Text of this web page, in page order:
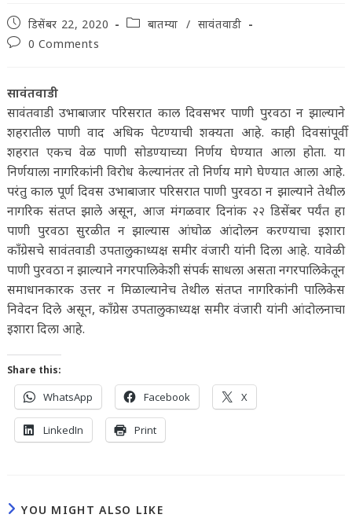
Post
published:
डिसेंबर 22, 2020
Postबातम्या / सावंतवाडी
Post0 Comments
सावंतवाडी
सावंतवाडी उभाबाजार परिसरात काल दिवसभर पाणी पुरवठा न झाल्याने
शहरातील पाणी वाद अधिक पेटण्याची शक्यता आहे. काही दिवसांपूर्वी
शहरात एकच वेळ पाणी सोडण्याच्या निर्णय घेण्यात आला होता. या
निर्णयाला नागरिकांनी विरोध केल्यानंतर तो निर्णय मागे घेण्यात आला आहे.
परंतु काल पूर्ण दिवस उभाबाजार परिसरात पाणी पुरवठा न झाल्याने तेथील
नागरिक संतप्त झाले असून, आज मंगळवार दिनांक २२ डिसेंबर पर्यंत हा
पाणी पुरवठा सुरळीत न झाल्यास आंघोळ आंदोलन करण्याचा इशारा
कॉंग्रेसचे सावंतवाडी उपतालुकाध्यक्ष समीर वंजारी यांनी दिला आहे. यावेळी
पाणी पुरवठा न झाल्याने नगरपालिकेशी संपर्क साधला असता नगरपालिकेतून
समाधानकारक उत्तर न मिळाल्यानेच तेथील संतप्त नागरिकांनी पालिकेस
निवेदन दिले असून, कॉंग्रेस उपतालुकाध्यक्ष समीर वंजारी यांनी आंदोलनाचा
इशारा दिला आहे.
Share this:
WhatsApp Facebook X
LinkedIn Print
YOU MIGHT ALSO LIKE